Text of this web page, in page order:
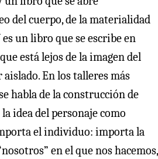
del cuerpo, de la materialidad
un libro que se escribe en
está lejos de la imagen del
En los talleres más
habla de la construcción de
idea del personaje como
el individuo: importa la
en el que nos hacemos,